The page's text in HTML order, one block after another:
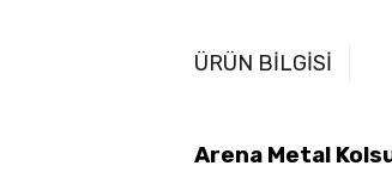
ÜRÜN BİLGİSİ
Arena Metal